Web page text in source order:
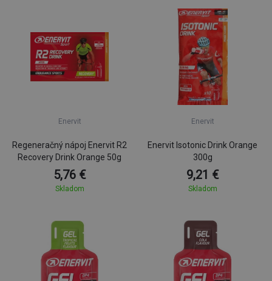
Enervit
Regeneračný nápoj Enervit R2
Recovery Drink Orange 50g
5,76 €
Skladom
Enervit
Enervit Isotonic Drink Orange
300g
9,21 €
Skladom